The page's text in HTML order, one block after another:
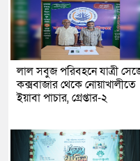
লাল সবুজ পরিবহনে যাত্রী
কক্সবাজার থেকে নোয়াখালীতে
ইয়াবা পাচার, গ্রেপ্তার-২